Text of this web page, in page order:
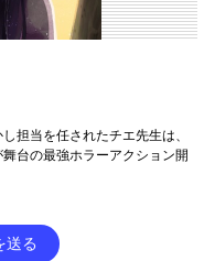
担当を任されたチエ先生は、
台の最強ホラーアクション開
送る